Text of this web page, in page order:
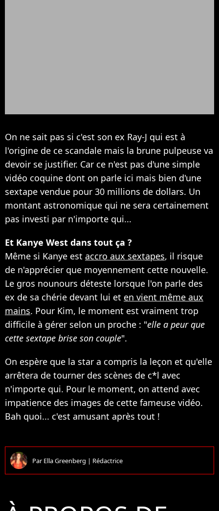
On ne sait pas si c'est son ex Ray-J qui est à
l'origine de ce scandale mais la brune pulpeuse va
devoir se justifier. Car ce n'est pas d'une simple
vidéo coquine dont on parle ici mais bien d'une
sextape vendue pour 30 millions de dollars. Un
montant astronomique qui ne sera certainement
pas investi par n'importe qui...
Et Kanye West dans tout ça ?
Même si Kanye est accro aux sextapes, il risque
de n'apprécier que moyennement cette nouvelle.
Le gros nounours déteste lorsque l'on parle des
ex de sa chérie devant lui et en vient même aux
mains. Pour Kim, le moment est vraiment trop
difficile à gérer selon un proche : "elle a peur que
cette sextape brise son couple".
On espère que la star a compris la leçon et qu'elle
arrêtera de tourner des scènes de c*l avec
n'importe qui. Pour le moment, on attend avec
impatience des images de cette fameuse vidéo.
Bah quoi... c'est amusant après tout !
ParElla Greenberg | Rédactrice